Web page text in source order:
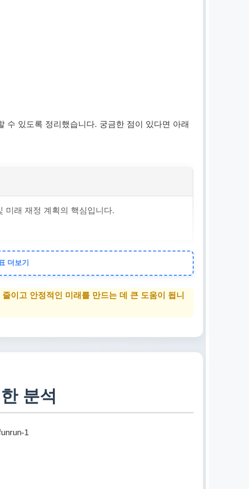
수 있도록 정리했습니다. 궁금한 점이 있다면 아래
미래 재정 계획의 핵심입니다.
더보기
이고 안정적인 미래를 만드는 데 큰 도움이 됩니
분석
1